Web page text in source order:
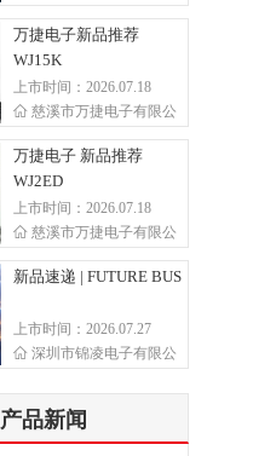
万捷电子新品推荐
WJ15K
上市时间：2026.07.18
慈溪市万捷电子有限公
万捷电子 新品推荐
WJ2ED
上市时间：2026.07.18
慈溪市万捷电子有限公
新品速递 | FUTURE BUS
上市时间：2026.07.27
深圳市锦凌电子有限公
产品新闻